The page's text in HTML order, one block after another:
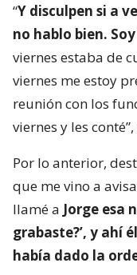
“Y disculpen si a
no hablo bien.
viernes estaba de
viernes me estoy
reunión con los
viernes y les
Por lo anterior,
que me vino a
llamé a Jorge esa
grabaste?’, y ahí
había dado la